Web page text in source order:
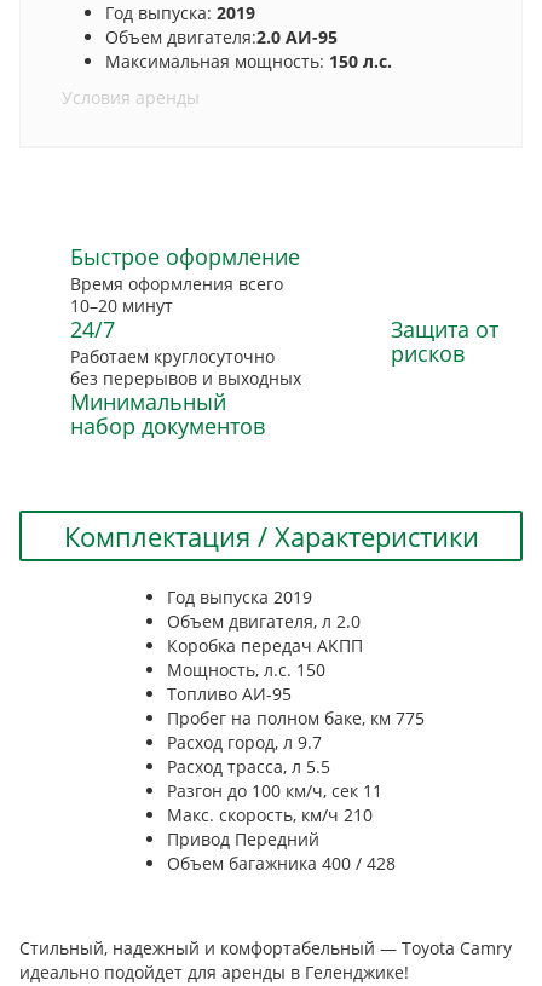
Год выпуска: 2019
Объем двигателя:2.0 АИ-95
Максимальная мощность: 150 л.с.
Условия аренды
Быстрое оформление
Время оформления всего
10–20 минут
24/7
Работаем круглосуточно
без перерывов и выходных
Защита от
рисков
Минимальный
набор документов
Комплектация / Характеристики
Год выпуска 2019
Объем двигателя, л 2.0
Коробка передач АКПП
Мощность, л.с. 150
Топливо АИ-95
Пробег на полном баке, км 775
Расход город, л 9.7
Расход трасса, л 5.5
Разгон до 100 км/ч, сек 11
Макс. скорость, км/ч 210
Привод Передний
Объем багажника 400 / 428
Стильный, надежный и комфортабельный — Toyota Camry
идеально подойдет для аренды в Геленджике!